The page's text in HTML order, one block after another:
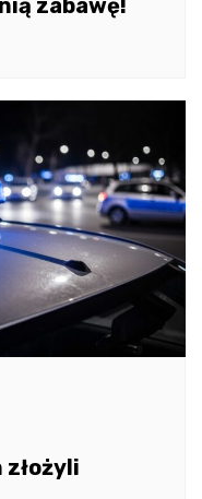
zabawę!